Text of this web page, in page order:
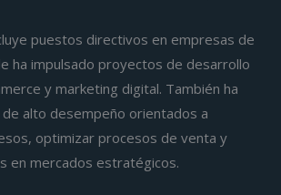
puestos directivos en empresas de
ha impulsado proyectos de desarrollo
y marketing digital. También ha
alto desempeño orientados a
optimizar procesos de venta y
en mercados estratégicos.